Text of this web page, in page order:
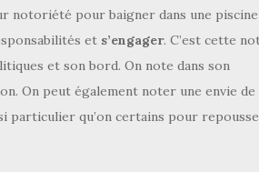
notoriété pour baigner dans une
et s’engager. C’est cette
et son bord. On note dans son
On peut également noter une envie de
particulier qu’on certains pour